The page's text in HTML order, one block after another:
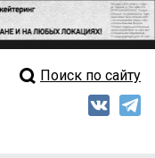
выпуск
Поиск по сайту